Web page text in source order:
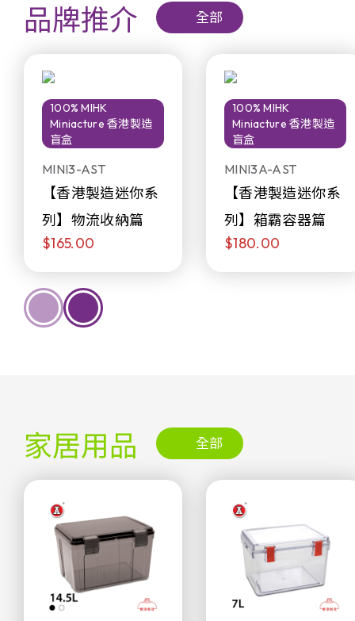
品牌推介 全部
100% MIHK
Miniacture 香港製造
盲盒
MINI3-AST
【香港製造迷你系
列】物流收納篇
$165.00
100% MIHK
Miniacture 香港製造
盲盒
MINI3A-AST
【香港製造迷你系
列】箱霸容器篇
$180.00
家居用品 全部